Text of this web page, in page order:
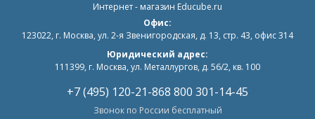
Интернет - магазин Educube.ru
Офис:
123022, г. Москва, ул. 2-я Звенигородская, д. 13, стр. 43, офис 314
Юридический адрес:
111399, г. Москва, ул. Металлургов, д. 56/2, кв. 100
+7 (495) 120-21-868 800 301-14-45
Звонок по России бесплатный